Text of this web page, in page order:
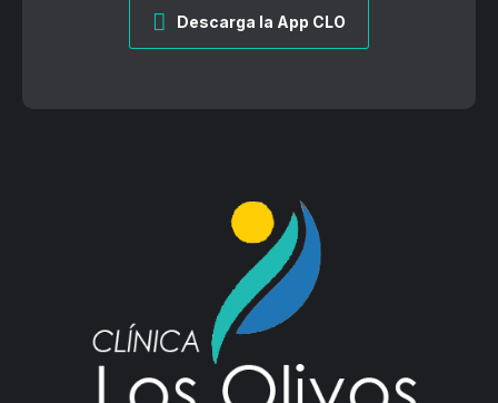
Descarga la App CLO